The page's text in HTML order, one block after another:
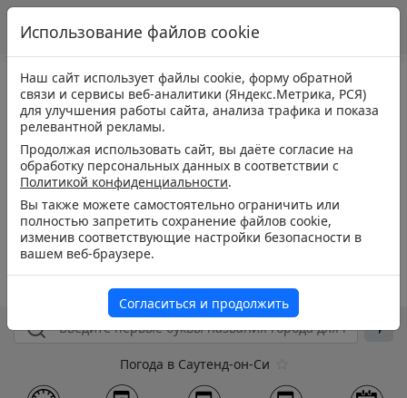
Погода в Саутенд-он-Си
Использование файлов cookie
Наш сайт использует файлы cookie, форму обратной
связи и сервисы веб-аналитики (Яндекс.Метрика, РСЯ)
для улучшения работы сайта, анализа трафика и показа
релевантной рекламы.
Продолжая использовать сайт, вы даёте согласие на
обработку персональных данных в соответствии с
Политикой конфиденциальности.
Вы также можете самостоятельно ограничить или
полностью запретить сохранение файлов cookie,
изменив соответствующие настройки безопасности в
вашем веб-браузере.
Согласиться и продолжить